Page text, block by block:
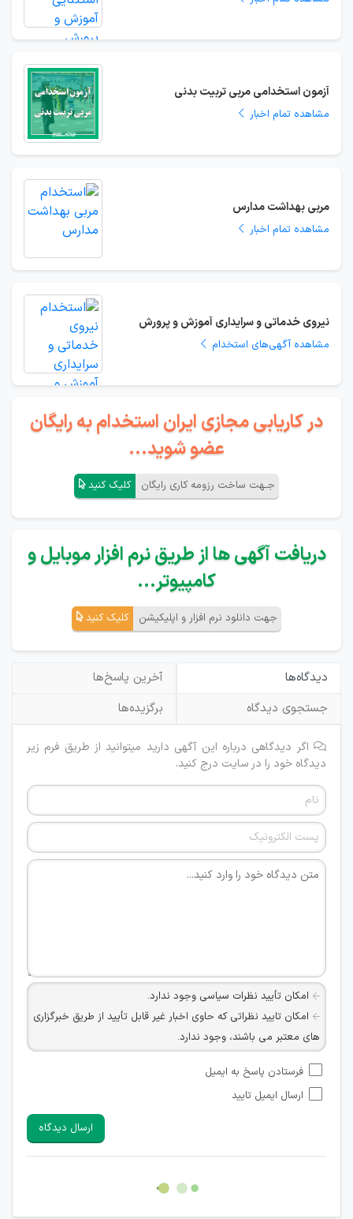
آزمون استخدامی مربی تربیت بدنی
مشاهده تمام اخبار
مربی بهداشت مدارس
مشاهده تمام اخبار
نیروی خدماتی و سرایداری آموزش و پرورش
مشاهده آگهی‌های استخدام
در کاریابی مجازی ایران استخدام به رایگان
عضو شوید...
جـهت ساخت رزومه کاری رایگان کلیک کنید
دریافت آگهی ها از طریق نرم افزار موبایل و
کامپیوتر...
جهت دانلود نرم افزار و اپلیکیشن کلیک کنید
دیدگاه‌ها
آخرین پاسخ‌ها
جستجوی دیدگاه
برگزیده‌ها
اگر دیدگاهی درباره این آگهی دارید میتوانید از طریق فرم زیر
دیدگاه خود را در سایت درج کنید.
امکان تأیید نظرات سیاسی وجود ندارد.
امکان تایید نظراتی که حاوی اخبار غیر قابل تأیید از طریق خبرگزاری
های معتبر می باشند، وجود ندارد.
شبکه های مجازی ارتباطی می باشند وجود ندارد.
امکان تأیید نظرات کاربرانی که به هر طریقی قصد مأیوس کردن
هرگونه تحریک، تحقیر و کنایه به سایر افراد (مسئول و غیر مسئول)
غیر مجاز می باشد.
امکان هماهنگی برای هرگونه ملاقات حضوری چه به صورت دسته
فرستادن پاسخ به ایمیل
ارسال ایمیل تایید
ارسال دیدگاه